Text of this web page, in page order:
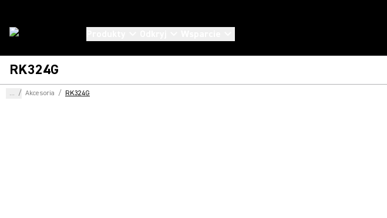
RK324G
... / Akcesoria / RK324G